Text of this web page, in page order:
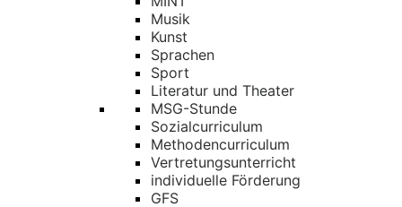
Musik
Kunst
Sprachen
Sport
Literatur und Theater
MSG-Stunde
Sozialcurriculum
Methodencurriculum
Vertretungsunterricht
individuelle Förderung
GFS